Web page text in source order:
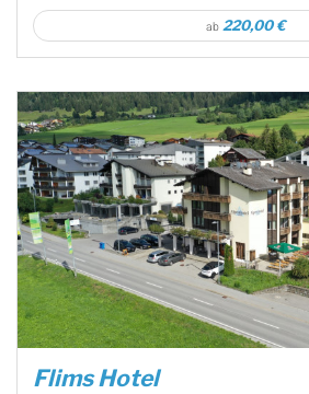
ab 220,00 €
Flims Hotel